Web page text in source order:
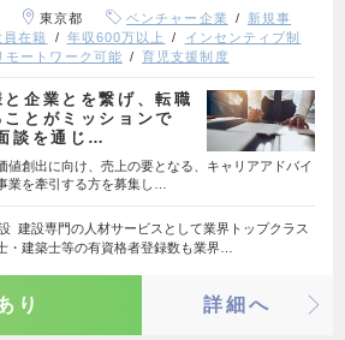
東京都 ベンチャー企業
新規事
在籍 年収600万以上
インセンティブ制
モートワーク可能 育児支援制度
企業とを繋げ、転職
とがミッションで
談を通じ…
値創出に向け、売上の要となる、キャリアアドバイ
業を牽引する方を募集し…
建設専門の人材サービスとして業界トップクラス
・建築士等の有資格者登録数も業界…
り 詳細へ